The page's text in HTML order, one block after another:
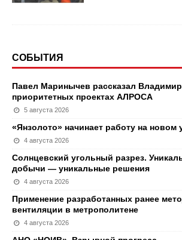
СОБЫТИЯ
Павел Маринычев рассказал
приоритетных проектах АЛРОСА
5 августа 2026
«Янзолото» начинает работу на новом
4 августа 2026
Солнцевский угольный разрез.
добычи — уникальные решения
4 августа 2026
Применение разработанных ранее
вентиляции в метрополитене
4 августа 2026